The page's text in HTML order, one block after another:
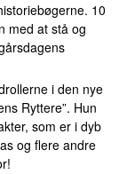
10
med at stå og
i den nye
Ryttere”. Hun
som er i dyb
og flere andre